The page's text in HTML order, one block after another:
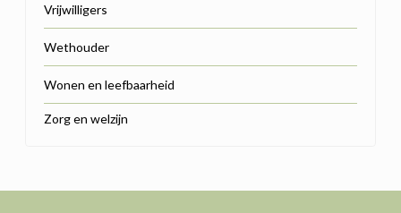
Vrijwilligers
Wethouder
Wonen en leefbaarheid
Zorg en welzijn